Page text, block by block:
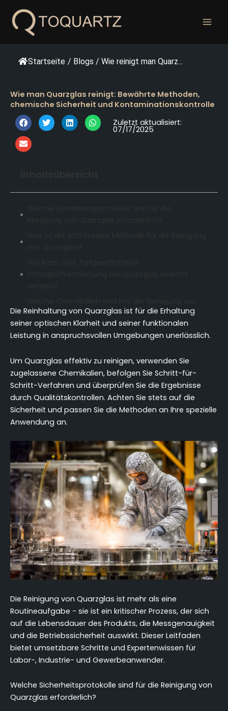
Inhalt
springen
Startseite / Blogs / Wie reinigt man Quarz...
Wie man Quarzglas reinigt: Bewährte Methoden,
chemische Sicherheit und Kontaminationskontrolle
Zuletzt aktualisiert:
07/17/2025
Quarzglas verträglich?
Wie kann die Ausrüstung für die
Quarzglasreinigung optimiert werden?
Welche Qualitätssicherungsprotokolle
gewährleisten die Sauberkeit von Quarzglas?
Wie kann die Quarzglasreinigung an verschiedene
Szenarien angepasst werden?
Schlussfolgerung
FAQ (Häufig gestellte Fragen)
Die Reinhaltung von Quarzglas ist für die Erhaltung
seiner optischen Klarheit und seiner funktionalen
Leistung in anspruchsvollen Umgebungen unerlässlich.
Um Quarzglas effektiv zu reinigen, verwenden Sie
zugelassene Chemikalien, befolgen Sie Schritt-für-
Schritt-Verfahren und überprüfen Sie die Ergebnisse
durch Qualitätskontrollen. Achten Sie stets auf die
Sicherheit und passen Sie die Methoden an Ihre spezielle
Anwendung an.
Die Reinigung von Quarzglas ist mehr als eine
Routineaufgabe - sie ist ein kritischer Prozess, der sich
auf die Lebensdauer des Produkts, die Messgenauigkeit
und die Betriebssicherheit auswirkt. Dieser Leitfaden
bietet umsetzbare Schritte und Expertenwissen für
Labor-, Industrie- und Gewerbeanwender.
Welche Sicherheitsprotokolle sind für die Reinigung von
Quarzglas erforderlich?